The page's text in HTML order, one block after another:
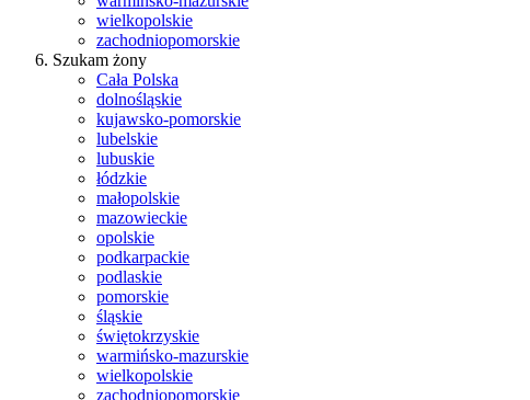
wielkopolskie
zachodniopomorskie
Szukam żony
Cała Polska
dolnośląskie
kujawsko-pomorskie
lubelskie
lubuskie
łódzkie
małopolskie
mazowieckie
opolskie
podkarpackie
podlaskie
pomorskie
śląskie
świętokrzyskie
warmińsko-mazurskie
wielkopolskie
zachodniopomorskie